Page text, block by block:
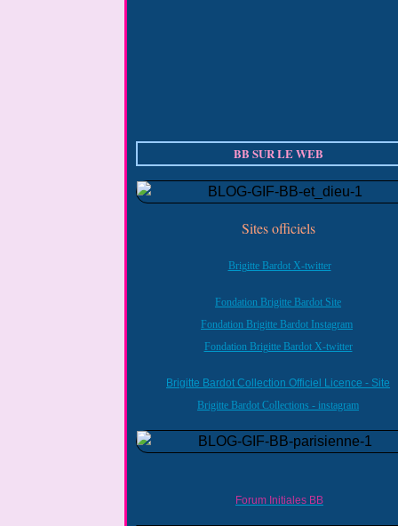
BB SUR LE WEB
Sites officiels
Brigitte Bardot X-twitter
Fondation Brigitte Bardot Site
Fondation Brigitte Bardot Instagram
Fondation Brigitte Bardot X-twitter
Brigitte Bardot Collection Officiel Licence - Site
Brigitte Bardot Collections - instagram
Forum Initiales BB